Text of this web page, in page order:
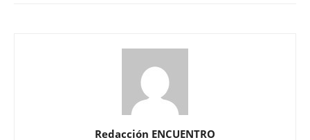
Redacción ENCUENTRO